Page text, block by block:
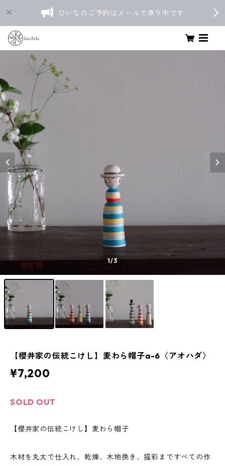
ひいなのご予約はメールで承り中です
1/3
【櫻井家の伝統こけし】麦わら帽子a-6〈アオハダ〉
¥7,200
SOLD OUT
【櫻井家の伝統こけし】麦わら帽子
木材を丸太で仕入れ、乾燥、木地挽き、描彩まですべての作